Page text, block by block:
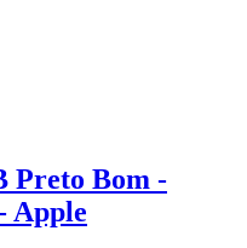
Preto Bom -
Apple